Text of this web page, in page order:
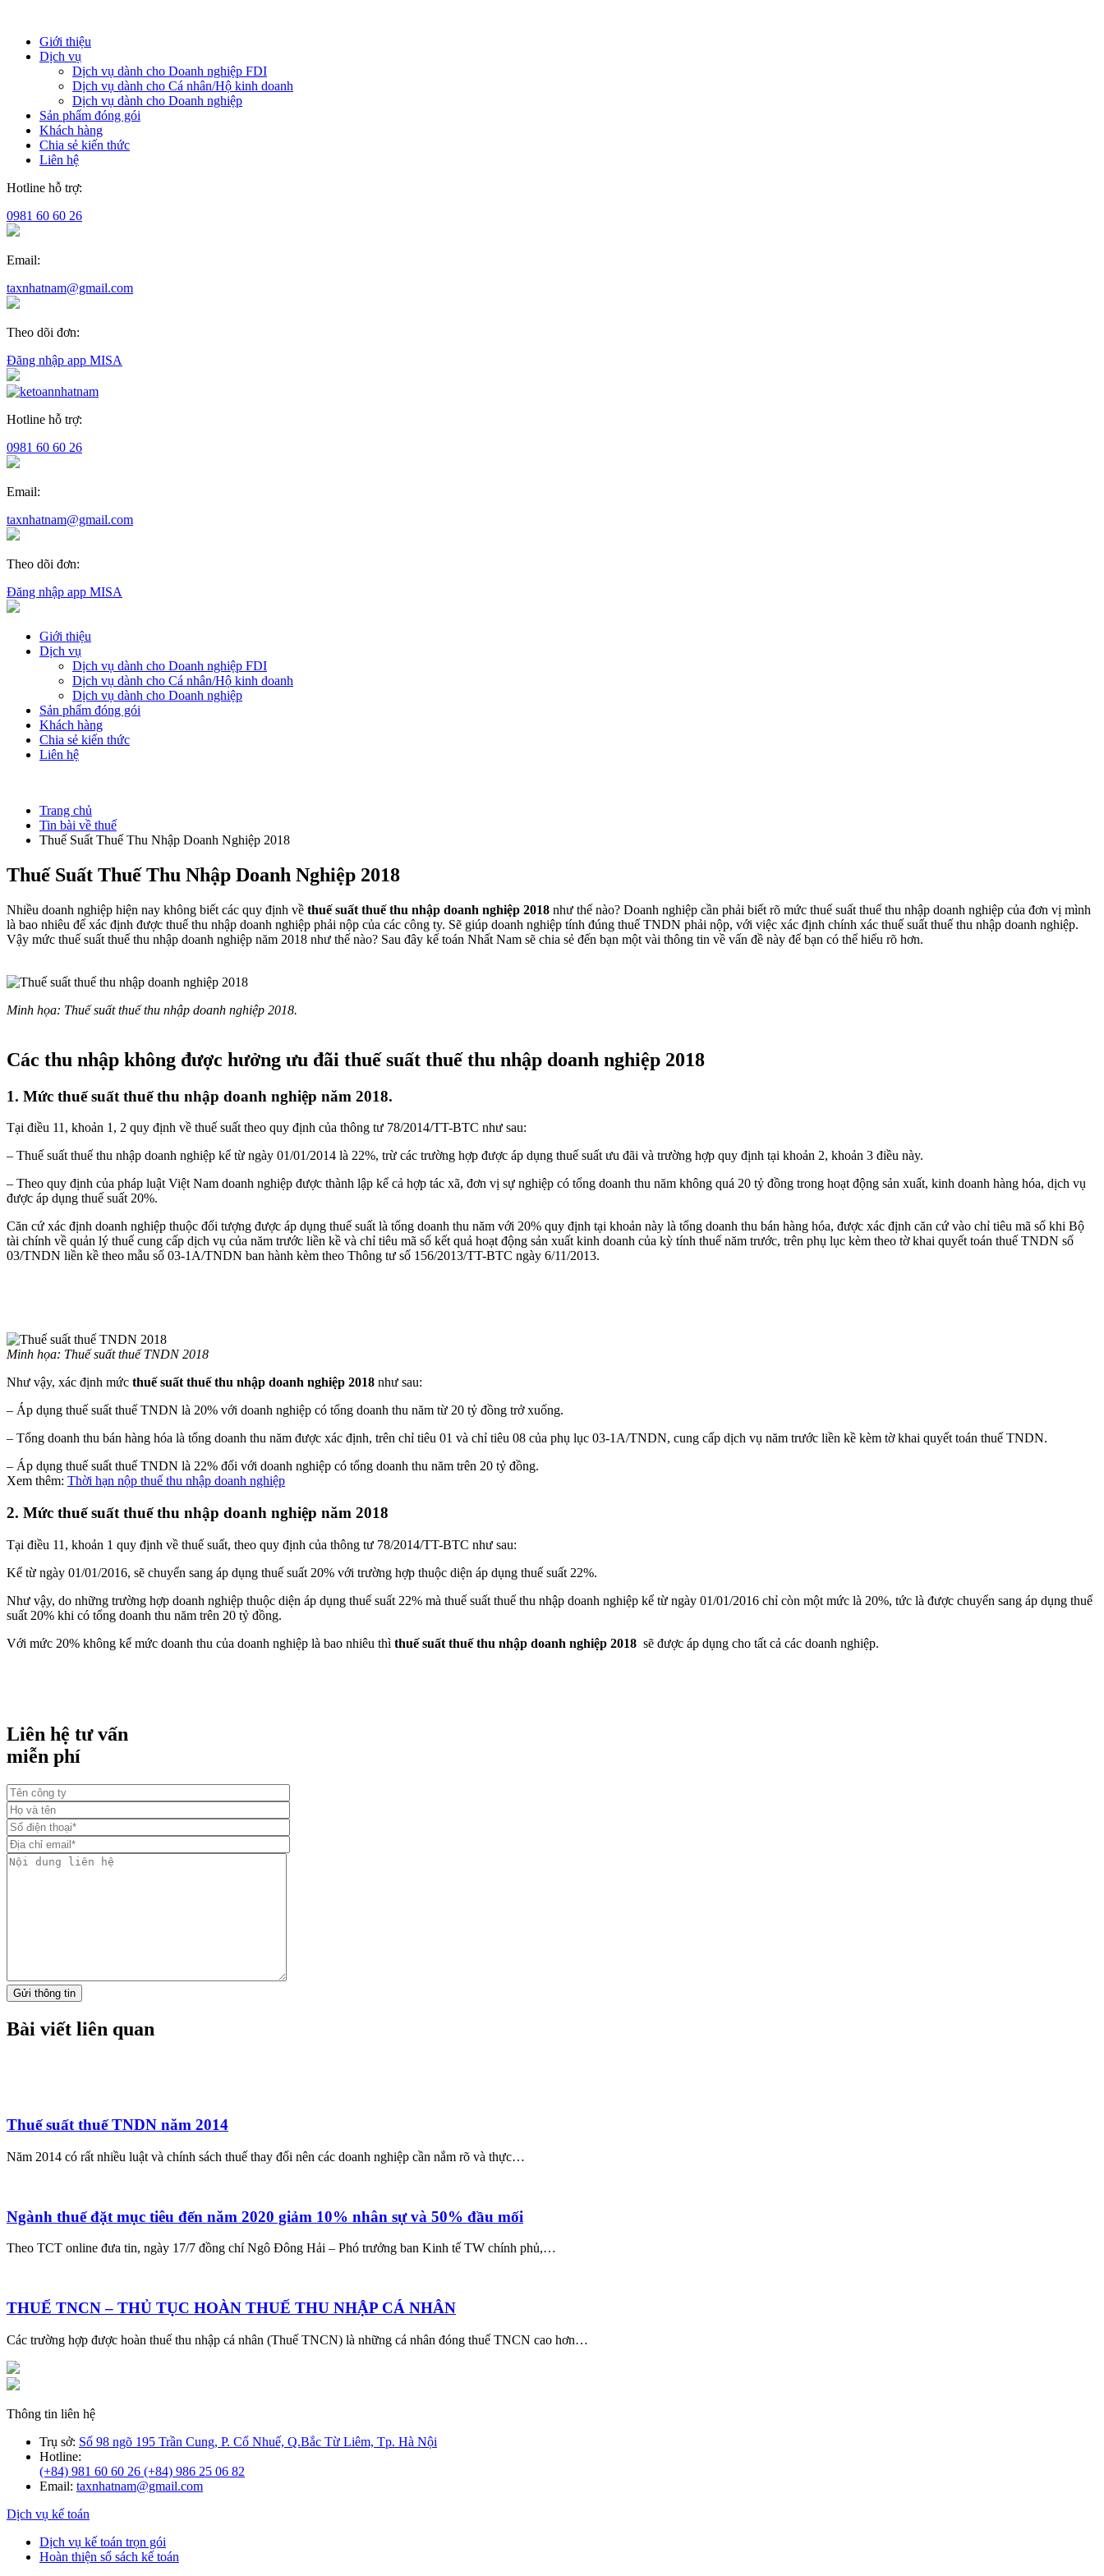
Giới thiệu
Dịch vụ
Dịch vụ dành cho Doanh nghiệp FDI
Dịch vụ dành cho Cá nhân/Hộ kinh doanh
Dịch vụ dành cho Doanh nghiệp
Sản phẩm đóng gói
Khách hàng
Chia sẻ kiến thức
Liên hệ
Hotline hỗ trợ:
0981 60 60 26
Email:
taxnhatnam@gmail.com
Theo dõi đơn:
Đăng nhập app MISA
Hotline hỗ trợ:
0981 60 60 26
Email:
taxnhatnam@gmail.com
Theo dõi đơn:
Đăng nhập app MISA
Giới thiệu
Dịch vụ
Dịch vụ dành cho Doanh nghiệp FDI
Dịch vụ dành cho Cá nhân/Hộ kinh doanh
Dịch vụ dành cho Doanh nghiệp
Sản phẩm đóng gói
Khách hàng
Chia sẻ kiến thức
Liên hệ
Trang chủ
Tin bài về thuế
Thuế Suất Thuế Thu Nhập Doanh Nghiệp 2018
Thuế Suất Thuế Thu Nhập Doanh Nghiệp 2018
Nhiều doanh nghiệp hiện nay không biết các quy định về thuế suất thuế thu nhập doanh nghiệp 2018 như thế nào? Doanh nghiệp cần phải biết rõ mức thuế suất thuế thu nhập doanh nghiệp của đơn vị mình
là bao nhiêu để xác định được thuế thu nhập doanh nghiệp phải nộp của các công ty. Sẽ giúp doanh nghiệp tính đúng thuế TNDN phải nộp, với việc xác định chính xác thuế suất thuế thu nhập doanh nghiệp.
Vậy mức thuế suất thuế thu nhập doanh nghiệp năm 2018 như thế nào? Sau đây kế toán Nhất Nam sẽ chia sẻ đến bạn một vài thông tin về vấn đề này để bạn có thể hiểu rõ hơn.
Minh họa: Thuế suất thuế thu nhập doanh nghiệp 2018.
Các thu nhập không được hưởng ưu đãi thuế suất thuế thu nhập doanh nghiệp 2018
1. Mức thuế suất thuế thu nhập doanh nghiệp năm 2018.
Tại điều 11, khoản 1, 2 quy định về thuế suất theo quy định của thông tư 78/2014/TT-BTC như sau:
– Thuế suất thuế thu nhập doanh nghiệp kể từ ngày 01/01/2014 là 22%, trừ các trường hợp được áp dụng thuế suất ưu đãi và trường hợp quy định tại khoản 2, khoản 3 điều này.
– Theo quy định của pháp luật Việt Nam doanh nghiệp được thành lập kể cả hợp tác xã, đơn vị sự nghiệp có tổng doanh thu năm không quá 20 tỷ đồng trong hoạt động sản xuất, kinh doanh hàng hóa, dịch vụ
được áp dụng thuế suất 20%.
Căn cứ xác định doanh nghiệp thuộc đối tượng được áp dụng thuế suất là tổng doanh thu năm với 20% quy định tại khoản này là tổng doanh thu bán hàng hóa, được xác định căn cứ vào chỉ tiêu mã số khi Bộ
tài chính về quản lý thuế cung cấp dịch vụ của năm trước liền kề và chỉ tiêu mã số kết quả hoạt động sản xuất kinh doanh của kỳ tính thuế năm trước, trên phụ lục kèm theo tờ khai quyết toán thuế TNDN số
03/TNDN liền kề theo mẫu số 03-1A/TNDN ban hành kèm theo Thông tư số 156/2013/TT-BTC ngày 6/11/2013.
Minh họa: Thuế suất thuế TNDN 2018
Như vậy, xác định mức thuế suất thuế thu nhập doanh nghiệp 2018 như sau:
– Áp dụng thuế suất thuế TNDN là 20% với doanh nghiệp có tổng doanh thu năm từ 20 tỷ đồng trở xuống.
– Tổng doanh thu bán hàng hóa là tổng doanh thu năm được xác định, trên chỉ tiêu 01 và chỉ tiêu 08 của phụ lục 03-1A/TNDN, cung cấp dịch vụ năm trước liền kề kèm tờ khai quyết toán thuế TNDN.
– Áp dụng thuế suất thuế TNDN là 22% đối với doanh nghiệp có tổng doanh thu năm trên 20 tỷ đồng.
Xem thêm: Thời hạn nộp thuế thu nhập doanh nghiệp
2. Mức thuế suất thuế thu nhập doanh nghiệp năm 2018
Tại điều 11, khoản 1 quy định về thuế suất, theo quy định của thông tư 78/2014/TT-BTC như sau:
Kể từ ngày 01/01/2016, sẽ chuyển sang áp dụng thuế suất 20% với trường hợp thuộc diện áp dụng thuế suất 22%.
Như vậy, do những trường hợp doanh nghiệp thuộc diện áp dụng thuế suất 22% mà thuế suất thuế thu nhập doanh nghiệp kể từ ngày 01/01/2016 chỉ còn một mức là 20%, tức là được chuyển sang áp dụng thuế
suất 20% khi có tổng doanh thu năm trên 20 tỷ đồng.
Với mức 20% không kể mức doanh thu của doanh nghiệp là bao nhiêu thì thuế suất thuế thu nhập doanh nghiệp 2018 sẽ được áp dụng cho tất cả các doanh nghiệp.
Liên hệ tư vấn
miễn phí
Gửi thông tin
Bài viết liên quan
Thuế suất thuế TNDN năm 2014
Năm 2014 có rất nhiều luật và chính sách thuế thay đổi nên các doanh nghiệp cần nắm rõ và thực…
Ngành thuế đặt mục tiêu đến năm 2020 giảm 10% nhân sự và 50% đầu mối
Theo TCT online đưa tin, ngày 17/7 đồng chí Ngô Đông Hải – Phó trưởng ban Kinh tế TW chính phủ,…
THUẾ TNCN – THỦ TỤC HOÀN THUẾ THU NHẬP CÁ NHÂN
Các trường hợp được hoàn thuế thu nhập cá nhân (Thuế TNCN) là những cá nhân đóng thuế TNCN cao hơn…
Thông tin liên hệ
Trụ sở: Số 98 ngõ 195 Trần Cung, P. Cổ Nhuế, Q.Bắc Từ Liêm, Tp. Hà Nội
Hotline:
(+84) 981 60 60 26 (+84) 986 25 06 82
Email: taxnhatnam@gmail.com
Dịch vụ kế toán
Dịch vụ kế toán trọn gói
Hoàn thiện sổ sách kế toán